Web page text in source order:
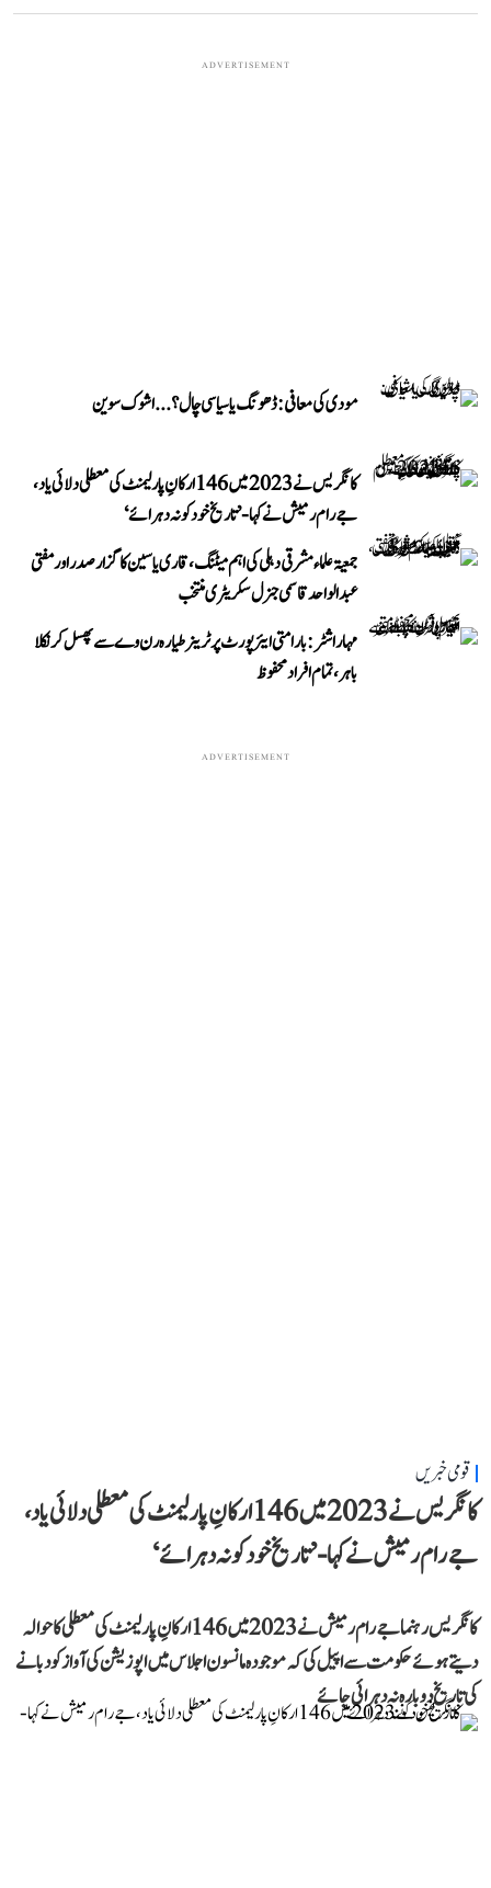
ADVERTISEMENT
مودی کی معافی: ڈھونگ یا سیاسی چال؟...اشوک سوین
کانگریس نے 2023 میں 146 ارکانِ پارلیمنٹ کی معطلی دلائی یاد،
جے رام رمیش نے کہا- ’تاریخ خود کو نہ دہرائے‘
جمعیۃ علماء مشرقی دہلی کی اہم میٹنگ، قاری یاسین کا گزار صدر اور مفتی
عبد الواحد قاسمی جنرل سکریٹری منتخب
مہاراشٹر: بارامتی ایئرپورٹ پر ٹرینر طیارہ رن وے سے پھسل کر نکلا
باہر، تمام افراد محفوظ
ADVERTISEMENT
قومی خبریں
کانگریس نے 2023 میں 146 ارکانِ پارلیمنٹ کی معطلی دلائی یاد،
جے رام رمیش نے کہا- ’تاریخ خود کو نہ دہرائے‘
کانگریس رہنما جے رام رمیش نے 2023 میں 146 ارکانِ پارلیمنٹ کی معطلی کا حوالہ
دیتے ہوئے حکومت سے اپیل کی کہ موجودہ مانسون اجلاس میں اپوزیشن کی آواز کو دبانے
کی تاریخ دوبارہ نہ دہرائی جائے